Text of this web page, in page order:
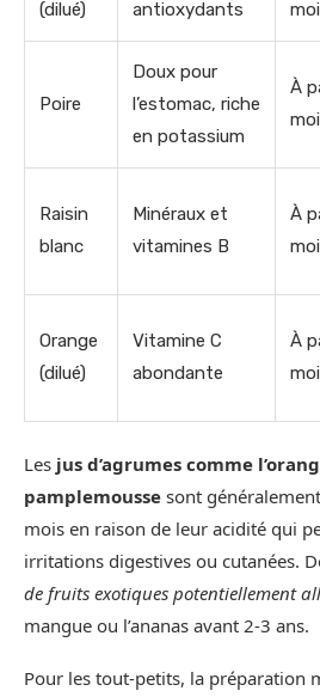
(dilué) antioxydants
Poire
Doux pour
l’estomac, riche
en potassium
À
Raisin
blanc
Minéraux et
vitamines B
À
Orange
(dilué)
Vitamine C
abondante
À
Les jus d’agrumes comme
pamplemousse sont
mois en raison de leur acidité qui
irritations digestives ou cutanées.
de fruits exotiques potentiellement
mangue ou l’ananas avant 2-3 ans.
Pour les tout-petits, la préparation